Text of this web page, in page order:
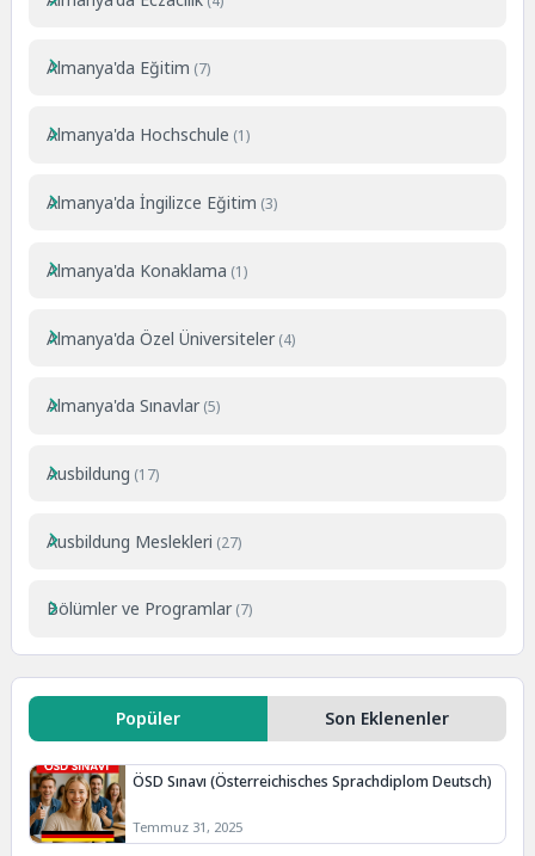
Almanya'da Eğitim (7)
Almanya'da Hochschule (1)
Almanya'da İngilizce Eğitim (3)
Almanya'da Konaklama (1)
Almanya'da Özel Üniversiteler (4)
Almanya'da Sınavlar (5)
Ausbildung (17)
Ausbildung Meslekleri (27)
Bölümler ve Programlar (7)
Popüler Son Eklenenler
ÖSD Sınavı (Österreichisches Sprachdiplom Deutsch)
Temmuz 31, 2025